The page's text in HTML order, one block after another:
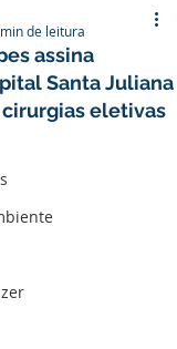
assina
Santa Juliana
eletivas
de leitura